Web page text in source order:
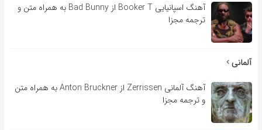
آهنگ اسپانیایی Booker T از Bad Bunny به همراه متن و
ترجمه مجزا
آلمانی
آهنگ آلمانی Zerrissen از Anton Bruckner به همراه متن
و ترجمه مجزا